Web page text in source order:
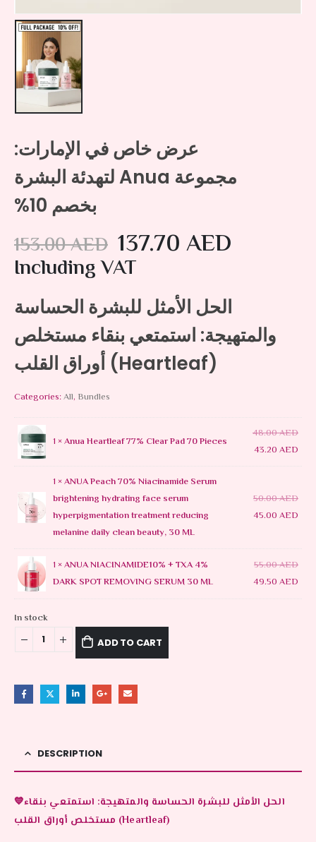
عرض خاص في الإمارات:
مجموعة Anua لتهدئة البشرة
بخصم 10%
153.00AED 137.70AED
Including VAT
الحل الأمثل للبشرة الحساسة
والمتهيجة: استمتعي بنقاء مستخلص
أوراق القلب (Heartleaf)
Categories:All, Bundles
1 ×Anua Heartleaf 77% Clear Pad 70 Pieces
48.00AED
43.20 AED
1 ×ANUA Peach 70% Niacinamide Serum
brightening hydrating face serum
hyperpigmentation treatment reducing
melanine daily clean beauty, 30 ML
50.00AED
45.00 AED
1 ×ANUA NIACINAMIDE10% + TXA 4%
DARK SPOT REMOVING SERUM 30 ML
55.00AED
49.50 AED
In stock
ADD TO CART
DESCRIPTION
💙الحل الأمثل للبشرة الحساسة والمتهيجة: استمتعي بنقاء
مستخلص أوراق القلب (Heartleaf)